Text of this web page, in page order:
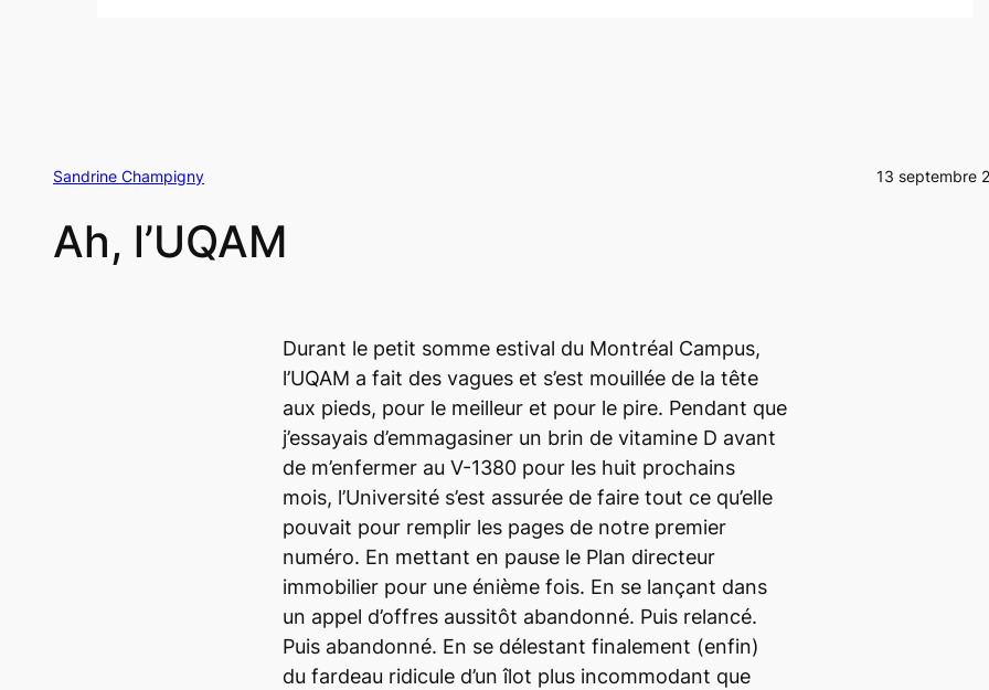
Sandrine Champigny 13 septembre
Ah, l’UQAM
Durant le petit somme estival du Montréal Campus,
l’UQAM a fait des vagues et s’est mouillée de la tête
aux pieds, pour le meilleur et pour le pire. Pendant que
j’essayais d’emmagasiner un brin de vitamine D avant
de m’enfermer au V-1380 pour les huit prochains
mois, l’Université s’est assurée de faire tout ce qu’elle
pouvait pour remplir les pages de notre premier
numéro. En mettant en pause le Plan directeur
immobilier pour une énième fois. En se lançant dans
un appel d’offres aussitôt abandonné. Puis relancé.
Puis abandonné. En se délestant finalement (enfin)
du fardeau ridicule d’un îlot plus incommodant que